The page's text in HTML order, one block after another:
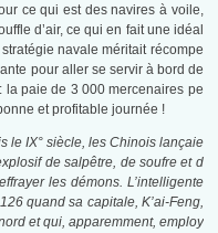
ce qui est des navires à voile,
d’air, ce qui en fait une idéal
navale méritait récompe
pour aller se servir à bord de
la paie de 3 000 mercenaires pe
et profitable journée !
le IX° siècle, les Chinois lançaie
de salpêtre, de soufreet d
les démons. L’intelligente
quand sa capitale, K’ai-Feng,
et qui, apparemment, employ